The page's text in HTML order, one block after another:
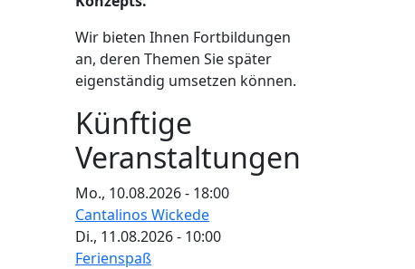
Wir bieten Ihnen Fortbildungen
an, deren Themen Sie später
eigenständig umsetzen können.
Künftige
Veranstaltungen
Mo., 10.08.2026 - 18:00
Cantalinos Wickede
Di., 11.08.2026 - 10:00
Ferienspaß